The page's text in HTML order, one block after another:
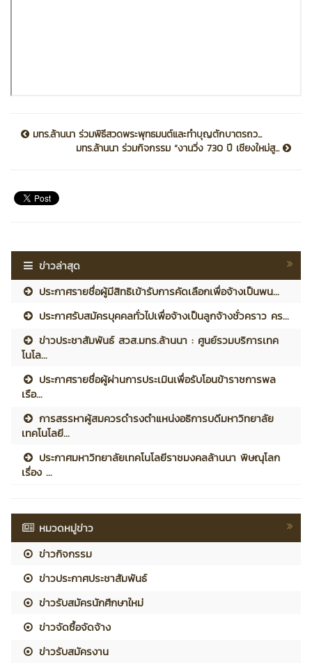
มทร.ล้านนา ร่วมพิธีสวดพระพุทธมนต์และทำบุญตักบาตรถว...
มทร.ล้านนา ร่วมกิจกรรม “งานวิ่ง 730 ปี เชียงใหม่สู...
ข่าวล่าสุด
ประกาศรายชื่อผู้มีสิทธิเข้ารับการคัดเลือกเพื่อจ้างเป็นพน...
ประกาศรับสมัครบุคคลทั่วไปเพื่อจ้างเป็นลูกจ้างชั่วคราว คร...
ข่าวประชาสัมพันธ์ สวส.มทร.ล้านนา : ศูนย์รวมบริการเทค
โนโล...
ประกาศรายชื่อผู้ผ่านการประเมินเพื่อรับโอนข้าราชการพล
เรือ...
การสรรหาผู้สมควรดำรงตำแหน่งอธิการบดีมหาวิทยาลัย
เทคโนโลยี...
ประกาศมหาวิทยาลัยเทคโนโลยีราชมงคลล้านนา พิษณุโลก
เรื่อง ...
หมวดหมู่ข่าว
ข่าวกิจกรรม
ข่าวประกาศประชาสัมพันธ์
ข่าวรับสมัครนักศึกษาใหม่
ข่าวจัดซื้อจัดจ้าง
ข่าวรับสมัครงาน